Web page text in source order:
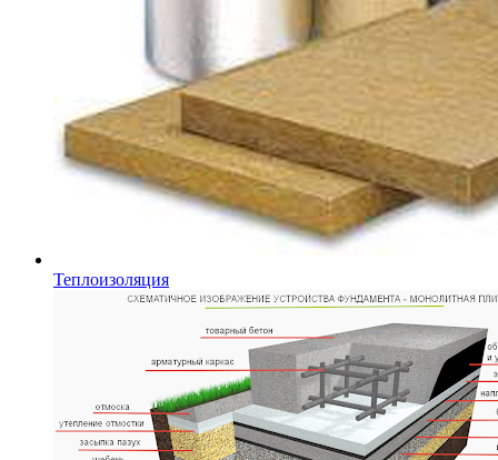
Теплоизоляция